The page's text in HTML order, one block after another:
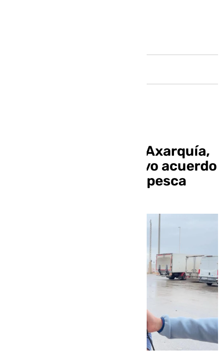
Los pescadores de la Axarquía,
alarmados por el nuevo acuerdo
que limita los días de pesca